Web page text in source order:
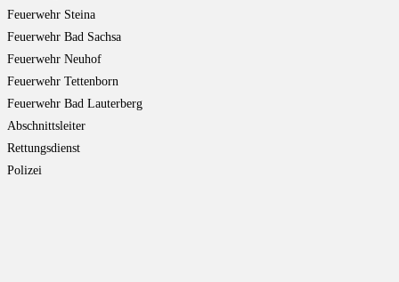
Feuerwehr Steina
Feuerwehr Bad Sachsa
Feuerwehr Neuhof
Feuerwehr Tettenborn
Feuerwehr Bad Lauterberg
Abschnittsleiter
Rettungsdienst
Polizei